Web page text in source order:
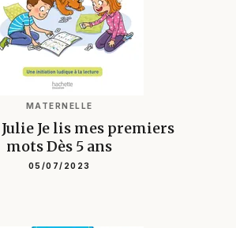
MATERNELLE
Je lis mes premiers
mots Dès 5 ans
05/07/2023